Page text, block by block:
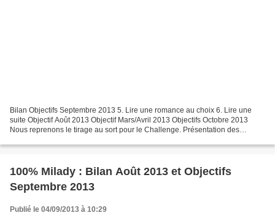
Bilan Objectifs Septembre 2013 5. Lire une romance au choix 6. Lire une
suite Objectif Août 2013 Objectif Mars/Avril 2013 Objectifs Octobre 2013
Nous reprenons le tirage au sort pour le Challenge. Présentation des
100% Milady : Bilan Août 2013 et Objectifs
Septembre 2013
Publié le 04/09/2013 à 10:29